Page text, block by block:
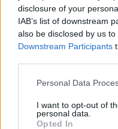
disclosure of your
IAB’s list of downstream
also be disclosed by us
Downstream Participants
Personal Data
I want to opt-out of
personal data.
Opted In
Riepilogo stagione